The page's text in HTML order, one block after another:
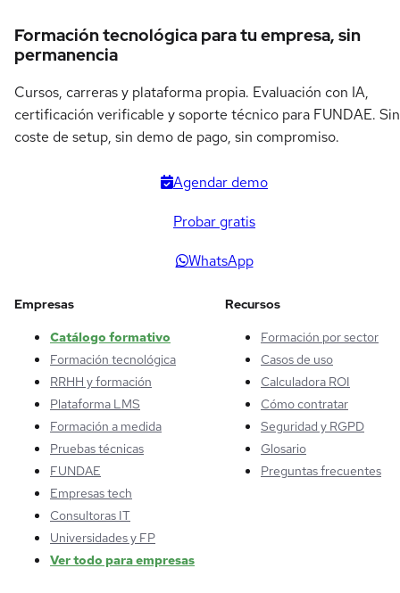
Formación tecnológica para tu empresa, sin
permanencia
Cursos, carreras y plataforma propia. Evaluación con IA,
certificación verificable y soporte técnico para FUNDAE. Sin
coste de setup, sin demo de pago, sin compromiso.
Agendar demo
Probar gratis
WhatsApp
Empresas
Catálogo formativo
Formación tecnológica
RRHH y formación
Plataforma LMS
Formación a medida
Pruebas técnicas
FUNDAE
Empresas tech
Consultoras IT
Universidades y FP
Ver todo para empresas
Recursos
Formación por sector
Casos de uso
Calculadora ROI
Cómo contratar
Seguridad y RGPD
Glosario
Preguntas frecuentes